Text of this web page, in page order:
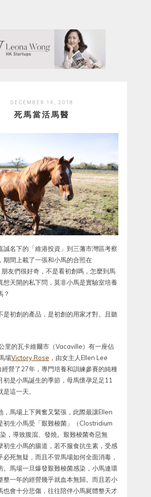
DECEMBER 14, 2018
死馬當活馬醫
誠名下的「維港投資」到三藩市灣區考察
期間上載了一張和小馬的合照在
友們很好奇，不是看初創嗎，怎麼到馬
想天開的私下問，莫非小馬是實驗室培養
？
是初創的產品，是初創的用家才對。且聽
里的瓦卡維爾市（Vacaville）有一座佔
場Victory Rose ，由女主人Ellen Lee
經營了27年，專門培養和訓練參賽的純種
初是小馬誕生的季節，母馬懷孕足足11
這一天。
，馬場上下興奮又緊張，此際最讓Ellen
初生小馬受「艱難梭菌」（Clostridium
，導致腹瀉、發燒。艱難梭菌奇惡無
初生小馬的腸道，若不服食抗生素，受感
必死無疑，而且不管馬場如何全面消毒，
。馬場一旦爆發艱難梭菌感染，小馬連環
整一年的經營幾乎就血本無歸。而且若小
也會十分悲傷，往往陪伴小馬屍體整天才